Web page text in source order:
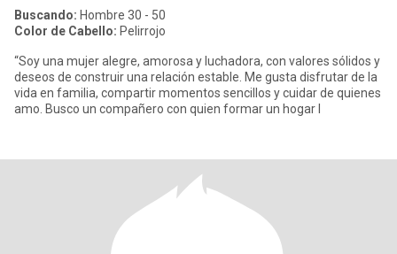
Buscando: Hombre 30 - 50
Color de Cabello: Pelirrojo
“Soy una mujer alegre, amorosa y luchadora, con valores sólidos y
deseos de construir una relación estable. Me gusta disfrutar de la
vida en familia, compartir momentos sencillos y cuidar de quienes
amo. Busco un compañero con quien formar un hogar l